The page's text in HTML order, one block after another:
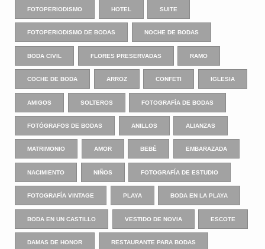
FOTOPERIODISMO HOTEL SUITE
FOTOPERIODISMO DE BODAS NOCHE DE BODAS
BODA CIVIL FLORES PRESERVADAS RAMO
COCHE DE BODA ARROZ CONFETI IGLESIA
AMIGOS SOLTEROS FOTOGRAFÍA DE BODAS
FOTÓGRAFOS DE BODAS ANILLOS ALIANZAS
MATRIMONIO AMOR BEBÉ EMBARAZADA
NACIMIENTO NIÑOS FOTOGRAFÍA DE ESTUDIO
FOTOGRAFÍA VINTAGE PLAYA BODA EN LA PLAYA
BODA EN UN CASTILLO VESTIDO DE NOVIA ESCOTE
DAMAS DE HONOR RESTAURANTE PARA BODAS